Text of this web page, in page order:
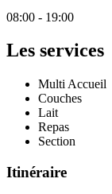
08:00 - 19:00
Les services
Multi Accueil
Couches
Lait
Repas
Section
Itinéraire